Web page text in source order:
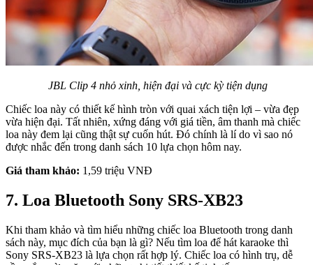
JBL Clip 4 nhỏ xinh, hiện đại và cực kỳ tiện dụng
Chiếc loa này có thiết kế hình tròn với quai xách tiện lợi – vừa đẹp
vừa hiện đại. Tất nhiên, xứng đáng với giá tiền, âm thanh mà chiếc
loa này đem lại cũng thật sự cuốn hút. Đó chính là lí do vì sao nó
được nhắc đến trong danh sách 10 lựa chọn hôm nay.
Giá tham khảo: 1,59 triệu VNĐ
7. Loa Bluetooth Sony SRS-XB23
Khi tham khảo và tìm hiểu những chiếc loa Bluetooth trong danh
sách này, mục đích của bạn là gì? Nếu tìm loa để hát karaoke thì
Sony SRS-XB23 là lựa chọn rất hợp lý. Chiếc loa có hình trụ, dễ